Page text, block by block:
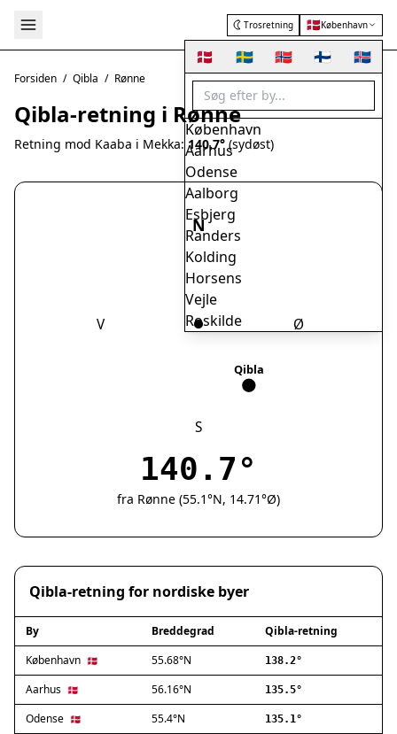
Trosretning 🇩🇰København
🇩🇰 🇸🇪 🇳🇴 🇫🇮 🇮🇸
København
Aarhus
Odense
Aalborg
Esbjerg
Randers
Kolding
Horsens
Vejle
Roskilde
Helsingør
Hørsholm
Næstved
Viborg
Køge
Holstebro
Taastrup
Sønderborg
Holbæk
Svendborg
Hjørring
Frederikshavn
Nørresundby
Forsiden / Qibla / Rønne
Qibla-retning i Rønne
Retning mod Kaaba i Mekka: 140.7°(sydøst)
N
Ø
S
V
Qibla
140.7°
fra Rønne (55.1°N, 14.71°Ø)
Qibla-retning for nordiske byer
By Breddegrad
Qibla-retning
København 🇩🇰 55.68°N 138.2°
Aarhus 🇩🇰 56.16°N 135.5°
Odense 🇩🇰 55.4°N 135.1°